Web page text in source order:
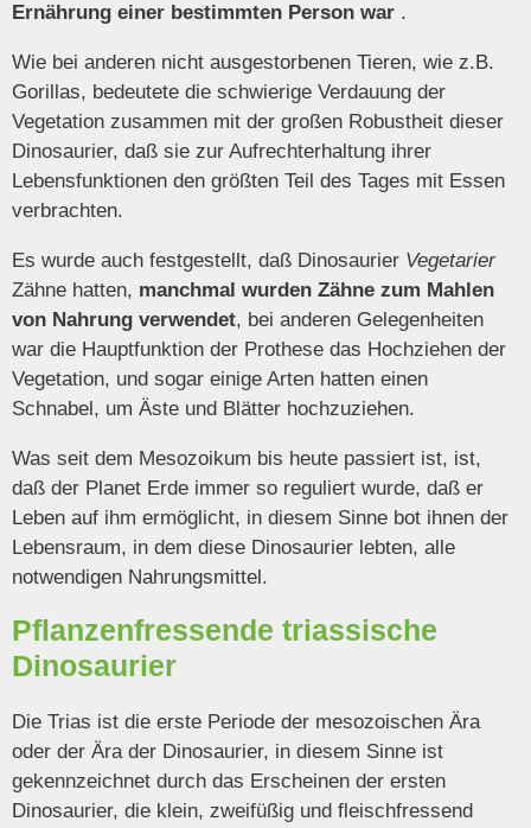
Ernährung einer bestimmten Person war .
Wie bei anderen nicht ausgestorbenen Tieren, wie z.B.
Gorillas, bedeutete die schwierige Verdauung der
Vegetation zusammen mit der großen Robustheit dieser
Dinosaurier, daß sie zur Aufrechterhaltung ihrer
Lebensfunktionen den größten Teil des Tages mit Essen
verbrachten.
Es wurde auch festgestellt, daß Dinosaurier Vegetarier
Zähne hatten, manchmal wurden Zähne zum Mahlen
von Nahrung verwendet, bei anderen Gelegenheiten
war die Hauptfunktion der Prothese das Hochziehen der
Vegetation, und sogar einige Arten hatten einen
Schnabel, um Äste und Blätter hochzuziehen.
Was seit dem Mesozoikum bis heute passiert ist, ist,
daß der Planet Erde immer so reguliert wurde, daß er
Leben auf ihm ermöglicht, in diesem Sinne bot ihnen der
Lebensraum, in dem diese Dinosaurier lebten, alle
notwendigen Nahrungsmittel.
Pflanzenfressende triassische
Dinosaurier
Die Trias ist die erste Periode der mesozoischen Ära
oder der Ära der Dinosaurier, in diesem Sinne ist
gekennzeichnet durch das Erscheinen der ersten
Dinosaurier, die klein, zweifüßig und fleischfressend